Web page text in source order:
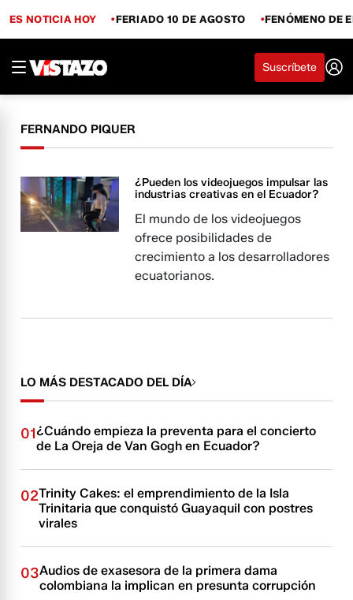
ES NOTICIA HOY FERIADO 10 DE AGOSTO FENÓMENO DE
Suscríbete
FERNANDO PIQUER
¿Pueden los videojuegos impulsar las
industrias creativas en el Ecuador?
El mundo de los videojuegos
ofrece posibilidades de
crecimiento a los desarrolladores
ecuatorianos.
LO MÁS DESTACADO DEL DÍA
01¿Cuándo empieza la preventa para el concierto
de La Oreja de Van Gogh en Ecuador?
02Trinity Cakes: el emprendimiento de la Isla
Trinitaria que conquistó Guayaquil con postres
virales
03Audios de exasesora de la primera dama
colombiana la implican en presunta corrupción